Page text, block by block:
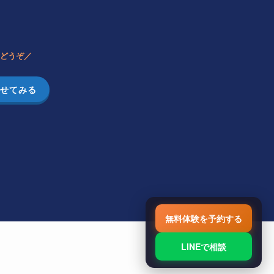
無料体験を予約する
LINEで相談
うぞ／
てみる